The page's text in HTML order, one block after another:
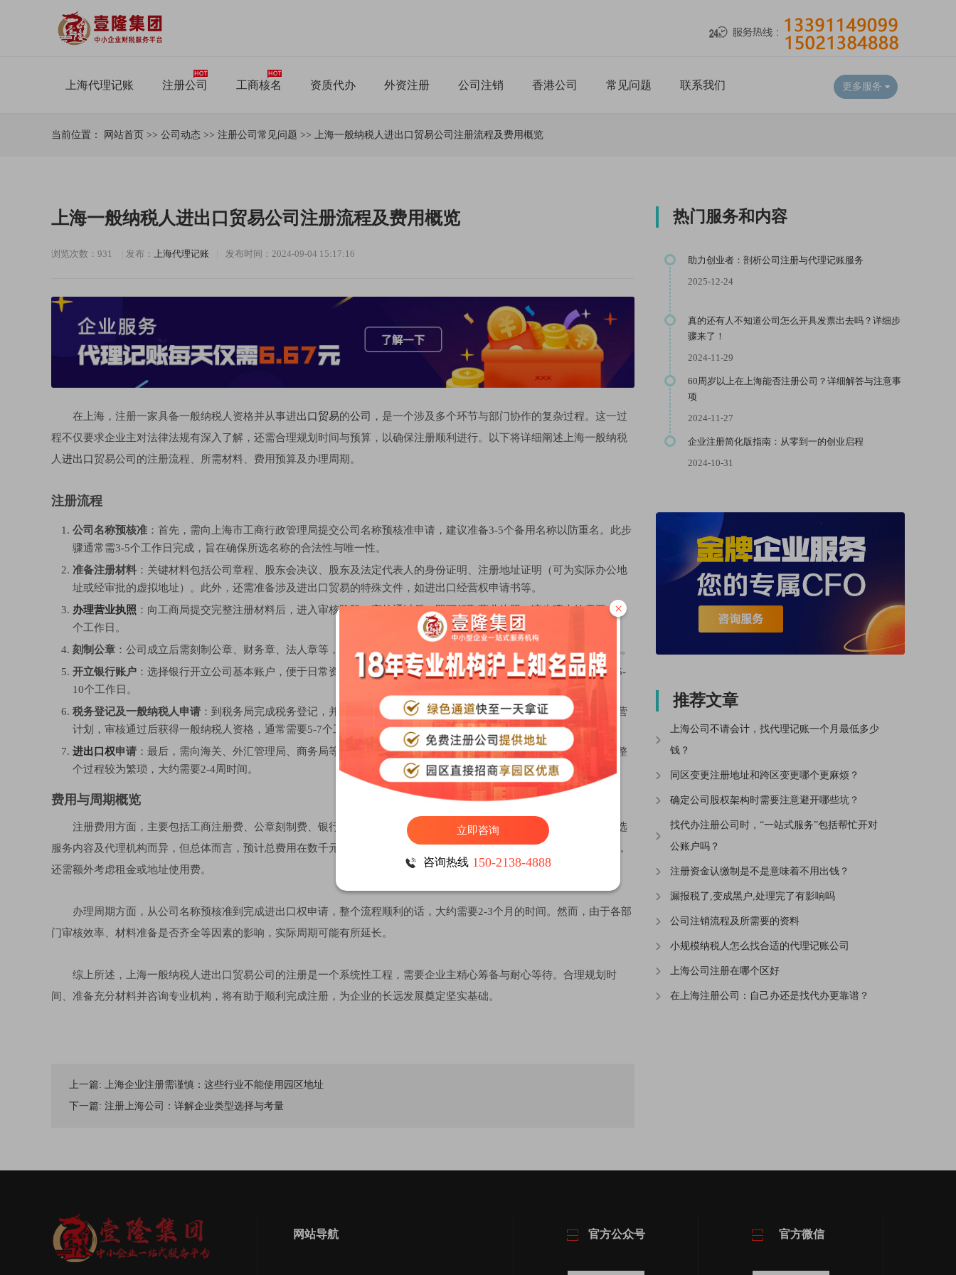
上海代理记账 注册公司 工商核名 资质代办 外资注册 公司注销 香港公司 常见问题 联系我们 更多服务
当前位置： 网站首页 >> 公司动态 >> 注册公司常见问题 >> 上海一般纳税人进出口贸易公司注册流程及费用概览
上海一般纳税人进出口贸易公司注册流程及费用概览
浏览次数：931 发布： 上海代理记账 发布时间：2024-09-04 15:17:16
在上海，注册一家具备一般纳税人资格并从事进出口贸易的公司
，是一个涉及多个环节与部门协作的复杂过程。这一过
程不仅要求企业主对法律法规有深入了解，还需合理规划时间与预算，以确保注册顺利进行。以下将详细阐述上海一般纳税
人进出口贸易公司的注册流程、所需材料、费用预算及办理周期。
注册流程
公司名称预核准 ：首先，需向上海市工商行政管理局提交公司名称预核准申请，建议准备3-5个备用名称以防重名。此步
骤通常需3-5个工作日完成，旨在确保所选名称的合法性与唯一性。
准备注册材料 ：关键材料包括公司章程、股东会决议、股东及法定代表人的身份证明、注册地址证明（可为实际办公地
址或经审批的虚拟地址）。此外，还需准备涉及进出口贸易的特殊文件，如进出口经营权申请书等。
办理营业执照 ：向工商局提交完整注册材料后，进入审核阶段。审核通过后，即可领取营业执照，该步骤大约需要5-10
个工作日。
刻制公章 ：公司成立后需刻制公章、财务章、法人章等，以用于日常经营活动中的签章事宜，通常需1-2个工作日完成。
开立银行账户 ：选择银行开立公司基本账户，便于日常资金往来与税务申报。不同银行办理时间略有差异，一般需要5-
10个工作日。
税务登记及一般纳税人申请 ：到税务局完成税务登记，并申请一般纳税人资格。这一步骤涉及提交多份财务报表及经营
计划，审核通过后获得一般纳税人资格，通常需要5-7个工作日。
进出口权申请 ：最后，需向海关、外汇管理局、商务局等部门申请进出口权，包括海关注册登记、电子口岸备案等，整
个过程较为繁琐，大约需要2-4周时间。
费用与周期概览
注册费用方面，主要包括工商注册费、公章刻制费、银行开户费、税务登记费及可能的代理服务费等。具体金额因所选
服务内容及代理机构而异，但总体而言，预计总费用在数千元至万元不等。此外，若需租赁实际办公场地或购买虚拟地址，
还需额外考虑租金或地址使用费。
办理周期方面，从公司名称预核准到完成进出口权申请，整个流程顺利的话，大约需要2-3个月的时间。然而，由于各部
门审核效率、材料准备是否齐全等因素的影响，实际周期可能有所延长。
综上所述，上海一般纳税人进出口贸易公司的注册是一个系统性工程，需要企业主精心筹备与耐心等待。合理规划时
间、准备充分材料并咨询专业机构，将有助于顺利完成注册，为企业的长远发展奠定坚实基础。
上一篇: 上海企业注册需谨慎：这些行业不能使用园区地址
下一篇: 注册上海公司：详解企业类型选择与考量
热门服务和内容
助力创业者：剖析公司注册与代理记账服务
2025-12-24
真的还有人不知道公司怎么开具发票出去吗？详细步
骤来了！
2024-11-29
60周岁以上在上海能否注册公司？详细解答与注意事
项
2024-11-27
企业注册简化版指南：从零到一的创业启程
2024-10-31
推荐文章
上海公司不请会计，找代理记账一个月最低多少
钱？
同区变更注册地址和跨区变更哪个更麻烦？
确定公司股权架构时需要注意避开哪些坑？
找代办注册公司时，“一站式服务”包括帮忙开对
公账户吗？
注册资金认缴制是不是意味着不用出钱？
漏报税了,变成黑户,处理完了有影响吗
公司注销流程及所需要的资料
小规模纳税人怎么找合适的代理记账公司
上海公司注册在哪个区好
在上海注册公司：自己办还是找代办更靠谱？
网站导航 官方公众号 官方微信
×
立即咨询
咨询热线 150-2138-4888